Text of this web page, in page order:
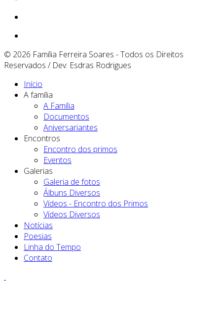
© 2026 Família Ferreira Soares - Todos os Direitos
Reservados / Dev: Esdras Rodrigues
Início
A família
A Família
Documentos
Aniversariantes
Encontros
Encontro dos primos
Eventos
Galerias
Galeria de fotos
Álbuns Diversos
Vídeos - Encontro dos Primos
Vídeos Diversos
Notícias
Poesias
Linha do Tempo
Contato